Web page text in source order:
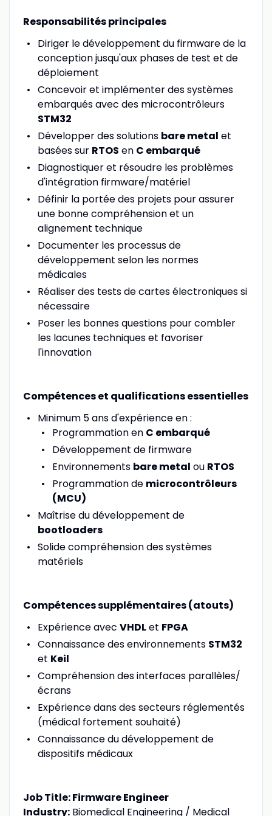
Responsabilités principales
Diriger le développement du firmware de la
conception jusqu'aux phases de test et de
déploiement
Concevoir et implémenter des systèmes
embarqués avec des microcontrôleurs
STM32
Développer des solutions bare metal et
basées sur RTOS en C embarqué
Diagnostiquer et résoudre les problèmes
d'intégration firmware/matériel
Définir la portée des projets pour assurer
une bonne compréhension et un
alignement technique
Documenter les processus de
développement selon les normes
médicales
Réaliser des tests de cartes électroniques si
nécessaire
Poser les bonnes questions pour combler
les lacunes techniques et favoriser
l'innovation
Compétences et qualifications essentielles
Minimum 5 ans d'expérience en :
Programmation en C embarqué
Développement de firmware
Environnements bare metal ou RTOS
Programmation de microcontrôleurs
(MCU)
Maîtrise du développement de
bootloaders
Solide compréhension des systèmes
matériels
Compétences supplémentaires (atouts)
Expérience avec VHDLet FPGA
Connaissance des environnements STM32
et Keil
Compréhension des interfaces parallèles/
écrans
Expérience dans des secteurs réglementés
(médical fortement souhaité)
Connaissance du développement de
dispositifs médicaux
Job Title: Firmware Engineer
Industry:Biomedical Engineering / Medical